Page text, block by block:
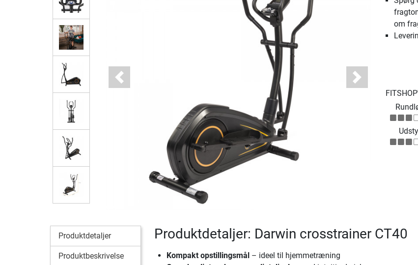
Previous Next
om
Produktdetaljer
Produktbeskrivelse
Produktdetaljer: Darwin crosstrainer CT40
Kompakt opstillingsmål– ideel til hjemmetræning